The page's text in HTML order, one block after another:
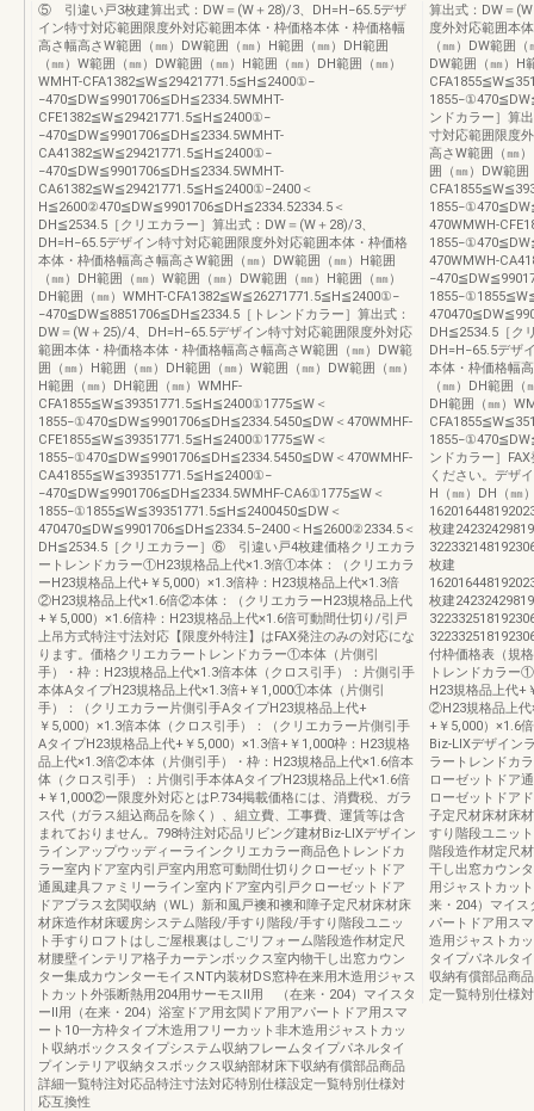
⑤ 引違い戸3枚建算出式：DW＝(W＋28)/3、DH=H−65.5デザ
イン特寸対応範囲限度外対応範囲本体・枠価格本体・枠価格幅
高さ幅高さW範囲（㎜）DW範囲（㎜）H範囲（㎜）DH範囲
（㎜）W範囲（㎜）DW範囲（㎜）H範囲（㎜）DH範囲（㎜）
WMHT-CFA1382≦W≦29421771.5≦H≦2400①−
−470≦DW≦9901706≦DH≦2334.5WMHT-
CFE1382≦W≦29421771.5≦H≦2400①−
−470≦DW≦9901706≦DH≦2334.5WMHT-
CA41382≦W≦29421771.5≦H≦2400①−
−470≦DW≦9901706≦DH≦2334.5WMHT-
CA61382≦W≦29421771.5≦H≦2400①−2400＜
H≦2600②470≦DW≦9901706≦DH≦2334.52334.5＜
DH≦2534.5［クリエカラー］算出式：DW＝(W＋28)/3、
DH=H−65.5デザイン特寸対応範囲限度外対応範囲本体・枠価格
本体・枠価格幅高さ幅高さW範囲（㎜）DW範囲（㎜）H範囲
（㎜）DH範囲（㎜）W範囲（㎜）DW範囲（㎜）H範囲（㎜）
DH範囲（㎜）WMHT-CFA1382≦W≦26271771.5≦H≦2400①−
−470≦DW≦8851706≦DH≦2334.5［トレンドカラー］算出式：
DW＝(W＋25)/4、DH=H−65.5デザイン特寸対応範囲限度外対応
範囲本体・枠価格本体・枠価格幅高さ幅高さW範囲（㎜）DW範
囲（㎜）H範囲（㎜）DH範囲（㎜）W範囲（㎜）DW範囲（㎜）
H範囲（㎜）DH範囲（㎜）WMHF-
CFA1855≦W≦39351771.5≦H≦2400①1775≦W＜
1855−①470≦DW≦9901706≦DH≦2334.5450≦DW＜470WMHF-
CFE1855≦W≦39351771.5≦H≦2400①1775≦W＜
1855−①470≦DW≦9901706≦DH≦2334.5450≦DW＜470WMHF-
CA41855≦W≦39351771.5≦H≦2400①−
−470≦DW≦9901706≦DH≦2334.5WMHF-CA6①1775≦W＜
1855−①1855≦W≦39351771.5≦H≦2400450≦DW＜
470470≦DW≦9901706≦DH≦2334.5−2400＜H≦2600②2334.5＜
DH≦2534.5［クリエカラー］⑥ 引違い戸4枚建価格クリエカラ
ートレンドカラー①H23規格品上代×1.3倍①本体：（クリエカラ
ーH23規格品上代+￥5,000）×1.3倍枠：H23規格品上代×1.3倍
②H23規格品上代×1.6倍②本体：（クリエカラーH23規格品上代
+￥5,000）×1.6倍枠：H23規格品上代×1.6倍可動間仕切り/引戸
上吊方式特注寸法対応【限度外特注】はFAX発注のみの対応にな
ります。価格クリエカラートレンドカラー①本体（片側引
手）・枠：H23規格品上代×1.3倍本体（クロス引手）：片側引手
本体AタイプH23規格品上代×1.3倍+￥1,000①本体（片側引
手）：（クリエカラー片側引手AタイプH23規格品上代+
￥5,000）×1.3倍本体（クロス引手）：（クリエカラー片側引手
AタイプH23規格品上代+￥5,000）×1.3倍+￥1,000枠：H23規格
品上代×1.3倍②本体（片側引手）・枠：H23規格品上代×1.6倍本
体（クロス引手）：片側引手本体AタイプH23規格品上代×1.6倍
+￥1,000②ー限度外対応とはP.734掲載価格には、消費税、ガラ
ス代（ガラス組込商品を除く）、組立費、工事費、運賃等は含
まれておりません。798特注対応品リビング建材Biz-LIXデザイン
ラインアップウッディーラインクリエカラー商品色トレンドカ
ラー室内ドア室内引戸室内用窓可動間仕切りクローゼットドア
通風建具ファミリーライン室内ドア室内引戸クローゼットドア
ドアプラス玄関収納（WL）新和風戸襖和襖和障子定尺材床材床
材床造作材床暖房システム階段/手すり階段/手すり階段ユニッ
ト手すりロフトはしご屋根裏はしごリフォーム階段造作材定尺
材腰壁インテリア格子カーテンボックス室内物干し出窓カウン
ター集成カウンターモイスNT内装材DS窓枠在来用木造用ジャス
トカット外張断熱用204用サーモスⅡ用 （在来・204）マイスタ
ーⅡ用（在来・204）浴室ドア用玄関ドア用アパートドア用スマ
ート10一方枠タイプ木造用フリーカット非木造用ジャストカッ
ト収納ボックスタイプシステム収納フレームタイプパネルタイ
プインテリア収納タスボックス収納部材床下収納有償部品商品
詳細一覧特注対応品特注寸法対応特別仕様設定一覧特別仕様対
応互換性
算出式：DW＝
度外対応範囲本
（㎜）DW範囲
DW範囲（㎜）H
ンドカラー］算
寸対応範囲限度
高さW範囲（㎜
囲（㎜）DW範
470WMWH-
470WMWH-
DH≦2534.5［ク
DH=H−65.5デザ
本体・枠価格幅
（㎜）DH範囲
DH範囲（㎜）
ンドカラー］
ください。デザ
H（㎜）DH（㎜
枚建
枚建
枚建
付枠価格表（規
トレンドカラー
H23規格品上代+
②H23規格品上代
+￥5,000）×1.6
Biz-LIXデザイン
ラートレンドカ
ローゼットドア
ローゼットドア
子定尺材床材床
すり階段ユニッ
階段造作材定尺
干し出窓カウン
用ジャストカッ
来・204）マイス
パートドア用ス
造用ジャストカ
タイプパネルタ
収納有償部品商
定一覧特別仕様